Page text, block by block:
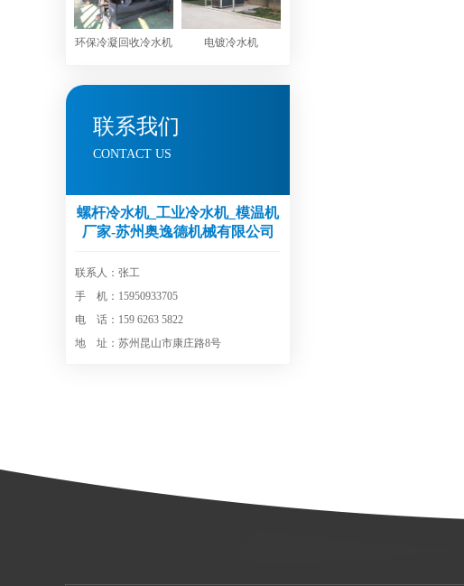
环保冷凝回收冷水机 电镀冷水机
联系我们
CONTACT US
螺杆冷水机_工业冷水机_模温机
厂家-苏州奥逸德机械有限公司
联系人：张工
手 机：15950933705
电 话：159 6263 5822
地 址：苏州昆山市康庄路8号